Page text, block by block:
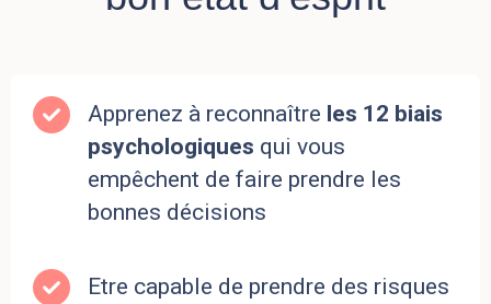
Apprenez à reconnaître les 12 biais
psychologiques qui vous
empêchent de faire prendre les
bonnes décisions
Etre capable de prendre des risques